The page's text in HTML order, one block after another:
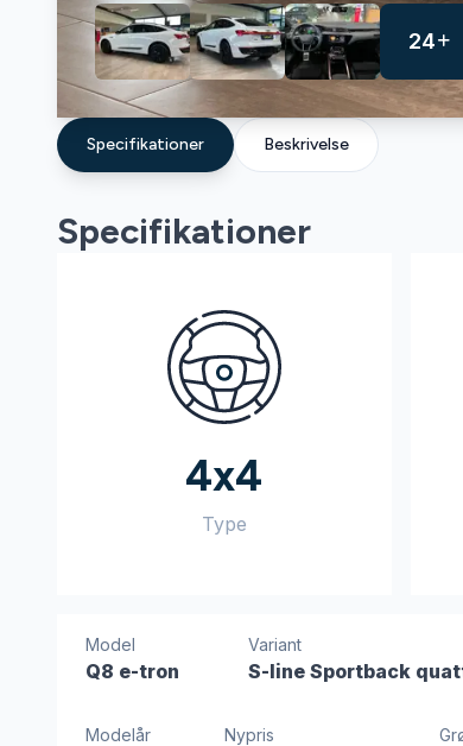
24
Specifikationer Beskrivelse
Specifikationer
4x4
Type
Model
Q8 e-tron
Variant
S-line Sportback
Modelår Nypris